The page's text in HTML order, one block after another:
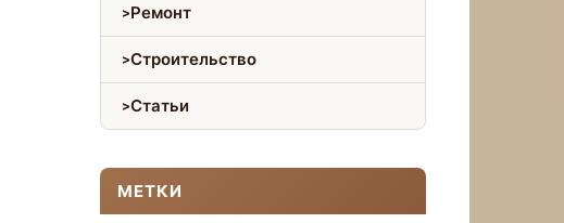
Ремонт
Строительство
Статьи
МЕТКИ